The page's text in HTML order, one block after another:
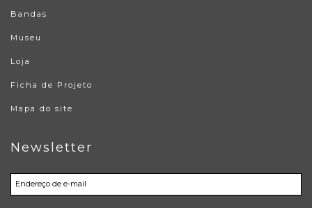
Bandas
Museu
Loja
Ficha de Projeto
Mapa do site
Newsletter